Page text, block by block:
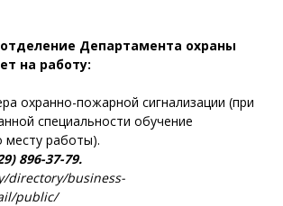
Департамента охраны
на работу:
охранно-пожарной сигнализации (при
специальности обучение
месту работы).
896-37-79.
directory/business-
public/